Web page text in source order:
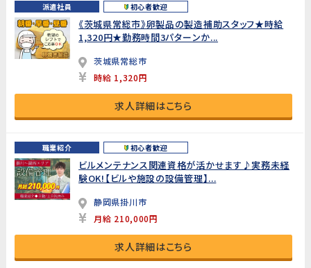
派遣社員 初心者歓迎
《茨城県常総市》卵製品の製造補助スタッフ★時給
1,320円★勤務時間3パターンか...
茨城県常総市
時給 1,320円
求人詳細はこちら
職業紹介 初心者歓迎
ビルメンテナンス関連資格が活かせます♪実務未経
験OK!【ビルや施設の設備管理】...
静岡県掛川市
月給 210,000円
求人詳細はこちら